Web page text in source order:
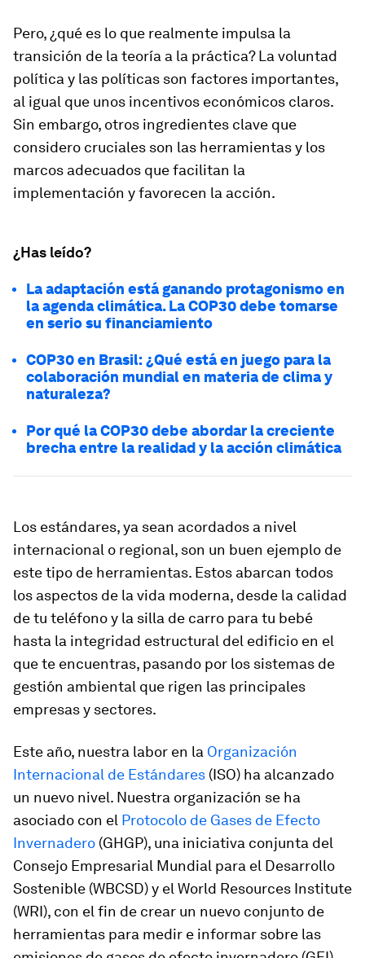
Pero, ¿qué es lo que realmente impulsa la
transición de la teoría a la práctica? La voluntad
política y las políticas son factores importantes,
al igual que unos incentivos económicos claros.
Sin embargo, otros ingredientes clave que
considero cruciales son las herramientas y los
marcos adecuados que facilitan la
implementación y favorecen la acción.
¿Has leído?
La adaptación está ganando protagonismo en
la agenda climática. La COP30 debe tomarse
en serio su financiamiento
COP30 en Brasil: ¿Qué está en juego para la
colaboración mundial en materia de clima y
naturaleza?
Por qué la COP30 debe abordar la creciente
brecha entre la realidad y la acción climática
Los estándares, ya sean acordados a nivel
internacional o regional, son un buen ejemplo de
este tipo de herramientas. Estos abarcan todos
los aspectos de la vida moderna, desde la calidad
de tu teléfono y la silla de carro para tu bebé
hasta la integridad estructural del edificio en el
que te encuentras, pasando por los sistemas de
gestión ambiental que rigen las principales
empresas y sectores.
Este año, nuestra labor en la Organización
Internacional de Estándares (ISO) ha alcanzado
un nuevo nivel. Nuestra organización se ha
asociado con el Protocolo de Gases de Efecto
Invernadero (GHGP), una iniciativa conjunta del
Consejo Empresarial Mundial para el Desarrollo
Sostenible (WBCSD) y el World Resources Institute
(WRI), con el fin de crear un nuevo conjunto de
herramientas para medir e informar sobre las